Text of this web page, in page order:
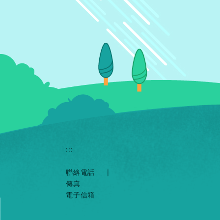
:::
聯絡電話
|
傳真
電子信箱